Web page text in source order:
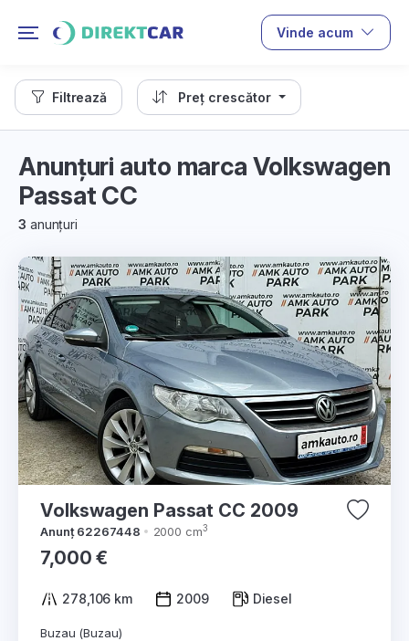
Vinde acum
Filtrează Preț crescător
Anunțuri auto marca Volkswagen
Passat CC
3 anunțuri
Volkswagen Passat CC 2009
Anunț 62267448 2000 cm3
7,000 €
278,106 km 2009 Diesel
Buzau (Buzau)